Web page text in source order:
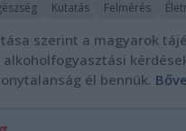
Kutatás Felmérés
szerint a magyarok
él bennük.